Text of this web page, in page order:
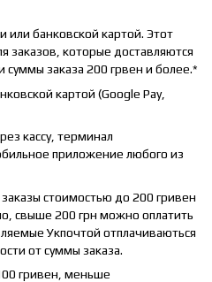
банковской картой. Этот
заказов, которые доставляются
суммы заказа 200 грвен и более.*
картой (Google Pay,
кассу, терминал
приложение любого из
стоимостью до 200 гривен
свыше 200 грн можно оплатить
Укпочтой отплачиваються
от суммы заказа.
гривен, меньше